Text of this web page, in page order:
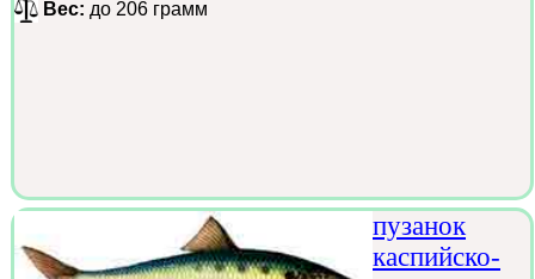
Вес: до 206 грамм
пузанок
каспийско-